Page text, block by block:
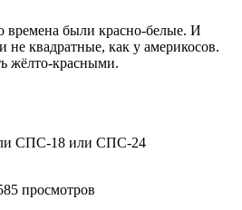
времена были красно-белые. И
не квадратные, как у америкосов.
жёлто-красными.
СПС-18 или СПС-24
просмотров